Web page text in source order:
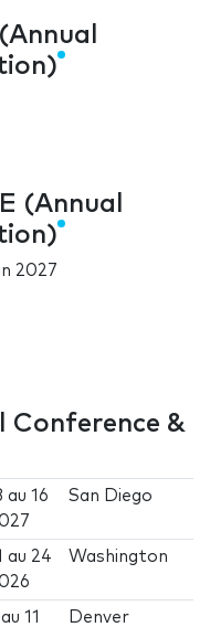
(Annual
2027
Conference &
au16
San Diego
au 24
Washington
au11
Denver